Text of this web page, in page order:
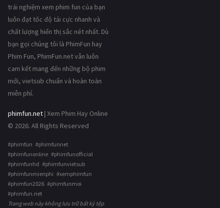
trải nghiệm xem phim fun của bạn
luôn đạt tốc độ tải cực nhanh và
chất lượng hiển thị sắc nét nhất. Dù
bạn gọi chúng tôi là PhimFun hay
Phim Fun, PhimFun.net vẫn luôn
cam kết mang đến những bộ phim
mới, vietsub chuẩn và hoàn toàn
miễn phí.
phimfun.net | Xem Phim Hay Online
© 2026. All Rights Reserved
#phimfun #phimfunnet
#phimfunonline #phimfunofficial
#phimfunhd #phimfunvietsub
#phimfunmienphi #xemphimfun
#phimfun2026 #phimfunmoi
#phimfun.net
Trang web này không lưu trữ bất kỳ tệp